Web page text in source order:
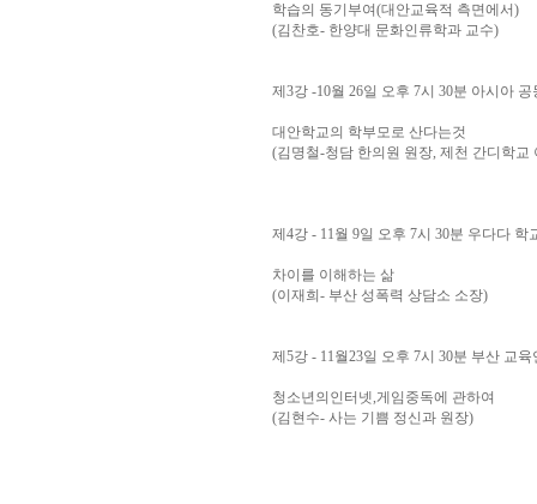
학습의 동기부여(대안교육적 측면에서)
(김찬호- 한양대 문화인류학과 교수)
제3강 -10월 26일 오후 7시 30분 아시아
대안학교의 학부모로 산다는것
(김명철-청담 한의원 원장, 제천 간디학교
제4강 - 11월 9일 오후 7시 30분 우다다 학
차이를 이해하는 삶
(이재희- 부산 성폭력 상담소 소장)
제5강 - 11월23일 오후 7시 30분 부산 교육
청소년의인터넷,게임중독에 관하여
(김현수- 사는 기쁨 정신과 원장)